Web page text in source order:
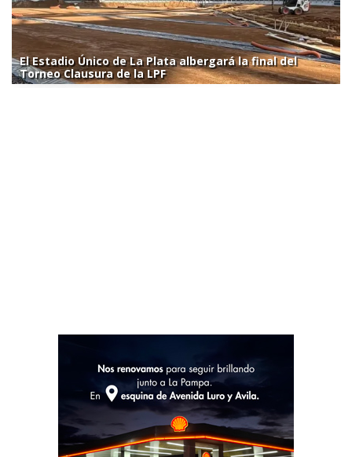
El Estadio Único de La Plata albergará la final del
Torneo Clausura de la LPF